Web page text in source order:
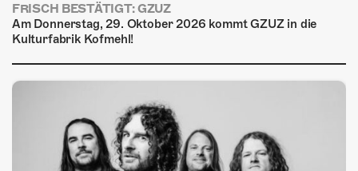
FRISCH BESTÄTIGT: GZUZ
Am Donnerstag, 29. Oktober 2026 kommt GZUZ in die
Kulturfabrik Kofmehl!